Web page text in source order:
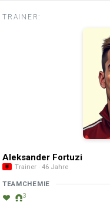
TRAINER:
Aleksander Fortuzi
Trainer · 46 Jahre
TEAMCHEMIE
3